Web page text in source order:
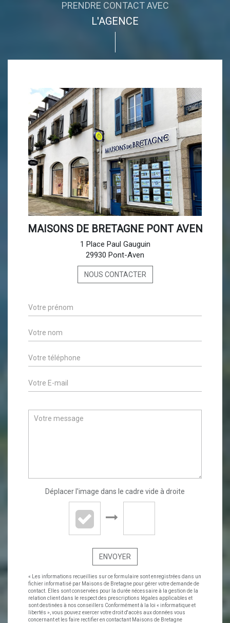
PRENDRE CONTACT AVEC
L'AGENCE
MAISONS DE BRETAGNE PONT AVEN
1 Place Paul Gauguin
29930 Pont-Aven
NOUS CONTACTER
Déplacer l'image dans le cadre vide à droite
ENVOYER
« Les informations recueillies sur ce formulaire sont enregistrées dans un
fichier informatisé par Maisons de Bretagne pour gérer votre demande de
contact. Elles sont conservées pour la durée nécessaire à la gestion de la
relation client dans le respect des prescriptions légales applicables et
sont destinées à nos conseillers Conformément à la loi « informatique et
libertés », vous pouvez exercer votre droit d'accès aux données vous
concernant et les faire rectifier en contactant Maisons de Bretagne